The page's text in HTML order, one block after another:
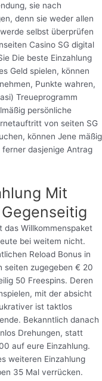
sie nach
denn sie weder allen
selbst überprüfen
Casino SG digital
Die beste Einzahlung
Geld spielen, können
Punkte wahren,
Treueprogramm
persönliche
von seiten SG
können Jene mäßig
dasjenige Antrag
Mit
das Willkommenspaket
bei weitem nicht.
Reload Bonus in
seiten zugegeben € 20
50 Freespins. Deren
mit der absicht
ist taktlos
Bekanntlich danach
Drehungen, statt
auf eure Einzahlung.
weiteren Einzahlung
35 Mal verrücken.